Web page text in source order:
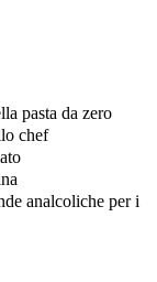
pasta da zero
chef
analcoliche per i